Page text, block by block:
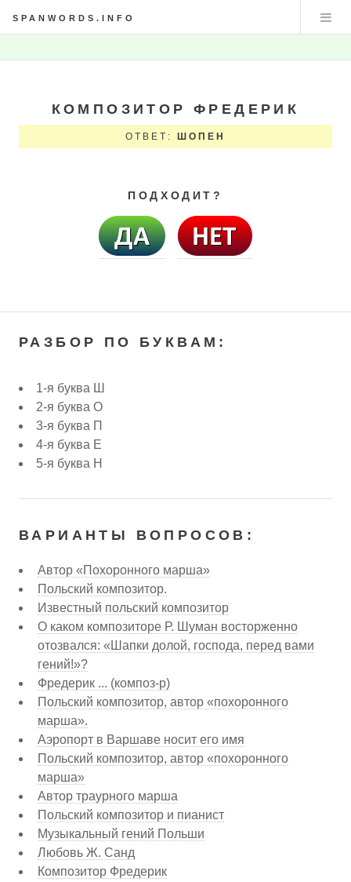
SPANWORDS.INFO
КОМПОЗИТОР ФРЕДЕРИК
ОТВЕТ: ШОПЕН
ПОДХОДИТ?
РАЗБОР ПО БУКВАМ:
1-я буква Ш
2-я буква О
3-я буква П
4-я буква Е
5-я буква Н
ВАРИАНТЫ ВОПРОСОВ:
Автор «Похоронного марша»
Польский композитор.
Известный польский композитор
О каком композиторе Р. Шуман восторженно
отозвался: «Шапки долой, господа, перед вами
гений!»?
Фредерик ... (композ-р)
Польский композитор, автор «похоронного
марша».
Аэропорт в Варшаве носит его имя
Польский композитор, автор «похоронного
марша»
Автор траурного марша
Польский композитор и пианист
Музыкальный гений Польши
Любовь Ж. Санд
Композитор Фредерик